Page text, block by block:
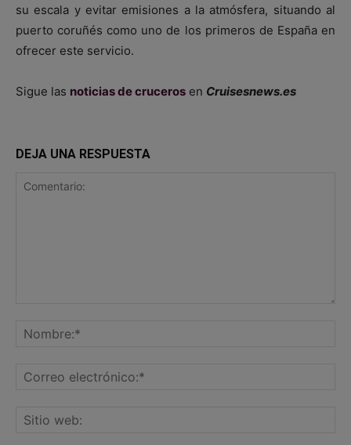
su escala y evitar emisiones a la atmósfera, situando al
puerto coruñés como uno de los primeros de España en
ofrecer este servicio.
Sigue las noticias de cruceros en Cruisesnews.es
DEJA UNA RESPUESTA